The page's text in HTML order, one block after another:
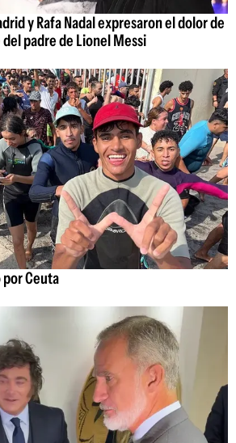
y Rafa Nadal expresaron el dolor de
padre de Lionel Messi
Ceuta